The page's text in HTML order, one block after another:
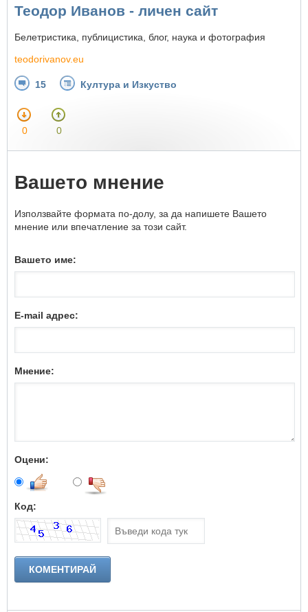
Теодор Иванов - личен сайт
Белетристика, публицистика, блог, наука и фотография
teodorivanov.eu
15 Култура и Изкуство
0 0
Вашето мнение
Използвайте формата по-долу, за да напишете Вашето
мнение или впечатление за този сайт.
Вашето име:
E-mail адрес:
Мнение:
Оцени:
Код: